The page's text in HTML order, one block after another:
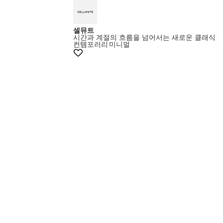
셀뮤트
시간과 계절의 흐름을 넘어서는 새로운 클래식
컨템포러리 미니멀